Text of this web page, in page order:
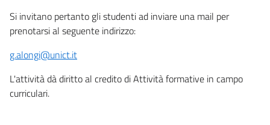
Si invitano pertanto gli studenti ad inviare una mail per
prenotarsi al seguente indirizzo:
g.alongi@unict.it
L'attività dà diritto al credito di Attività formative in campo
curriculari.